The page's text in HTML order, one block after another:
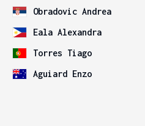
Obradovic Andrea
Eala Alexandra
Torres Tiago
Aguiard Enzo